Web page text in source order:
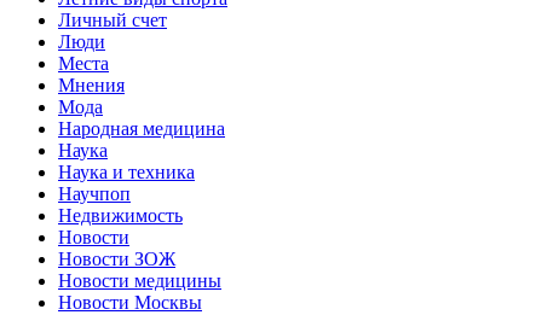
Личный счет
Люди
Места
Мнения
Мода
Народная медицина
Наука
Наука и техника
Научпоп
Недвижимость
Новости
Новости ЗОЖ
Новости медицины
Новости Москвы